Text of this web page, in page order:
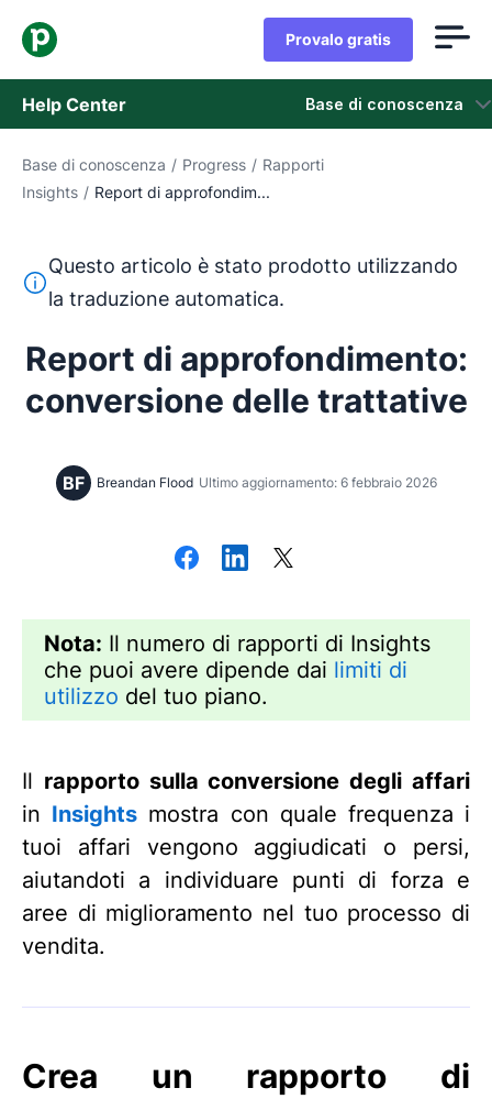
Provalo gratis
Help Center Base di conoscenza
Base di conoscenza
Contatta l'assistenza
Base di conoscenza / Progress / Rapporti
Insights / Report di approfondim...
Questo testo è stato tradotto dall'inglese utilizzando
Questo articolo è stato prodotto utilizzando
la traduzione automatica.
Report di approfondimento:
conversione delle trattative
BF Breandan Flood Ultimo aggiornamento: 6 febbraio 2026
Nota: Il numero di rapporti di Insights
che puoi avere dipende dai limiti di
utilizzo del tuo piano.
Il rapporto sulla conversione degli affari
in Insights mostra con quale frequenza i
tuoi affari vengono aggiudicati o persi,
aiutandoti a individuare punti di forza e
aree di miglioramento nel tuo processo di
vendita.
Crea un rapporto di